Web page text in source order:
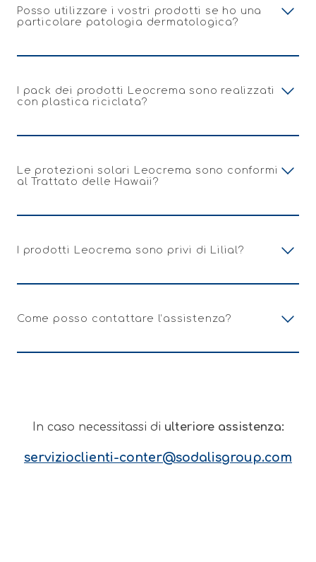
Posso utilizzare i vostri prodotti se ho una
particolare patologia dermatologica?
I pack dei prodotti Leocrema sono realizzati
con plastica riciclata?
Le protezioni solari Leocrema sono conformi
al Trattato delle Hawaii?
I prodotti Leocrema sono privi di Lilial?
Come posso contattare l’assistenza?
In caso necessitassi di ulteriore assistenza:
servizioclienti-conter@sodalisgroup.com